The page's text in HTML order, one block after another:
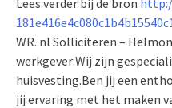
Lees verder bij de bron
WR. nl Solliciteren –
werkgever:Wij zijn
huisvesting.Ben jij een
jij ervaring met het maken